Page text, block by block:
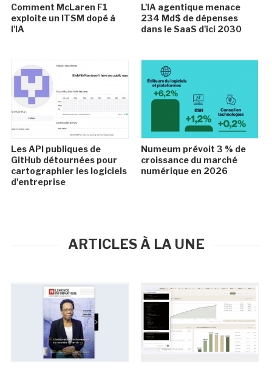
Comment McLaren F1
exploite un ITSM dopé à
l'IA
L'IA agentique menace
234 Md$ de dépenses
dans le SaaS d'ici 2030
Les API publiques de
GitHub détournées pour
cartographier les logiciels
d'entreprise
Numeum prévoit 3 % de
croissance du marché
numérique en 2026
ARTICLES À LA UNE